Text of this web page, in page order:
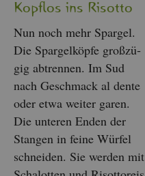
Kopf­los ins Ri­sot­to
Nun noch mehr Spar­gel.
Die Spar­gel­köp­fe gro­ß­zü­
gig ab­tren­nen. Im Sud
nach Ge­schmack al dente
oder etwa wei­ter garen.
Die un­te­ren Enden der
Stan­gen in feine Wür­fel
schnei­den. Sie wer­den mit